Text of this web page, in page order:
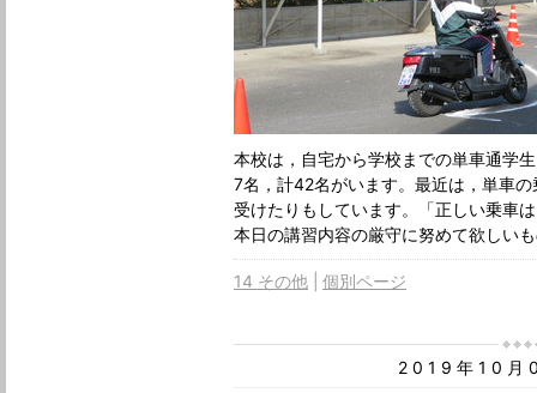
本校は，自宅から学校までの単車通学
7名，計42名がいます。最近は，単車
受けたりもしています。「正しい乗車
本日の講習内容の厳守に努めて欲しい
14 その他 個別ページ
2019年10月